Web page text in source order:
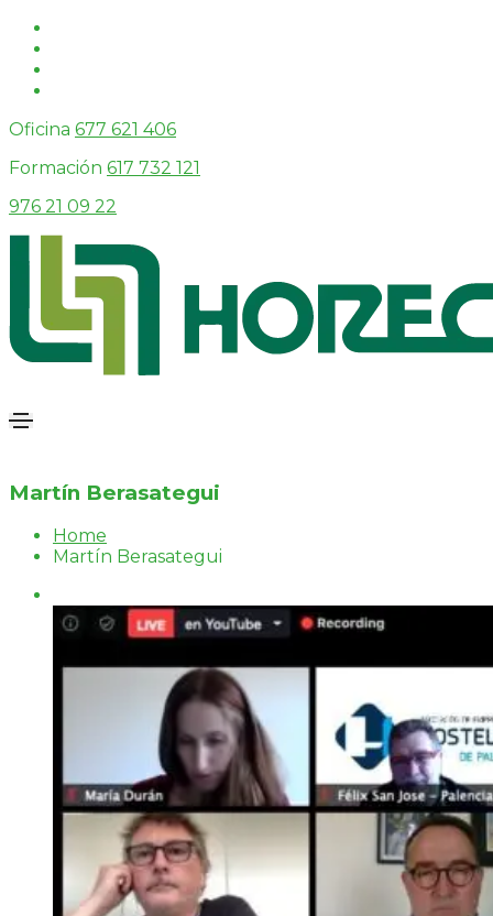
Oficina 677 621 406
Formación 617 732 121
976 21 09 22
Martín Berasategui
Home
Martín Berasategui